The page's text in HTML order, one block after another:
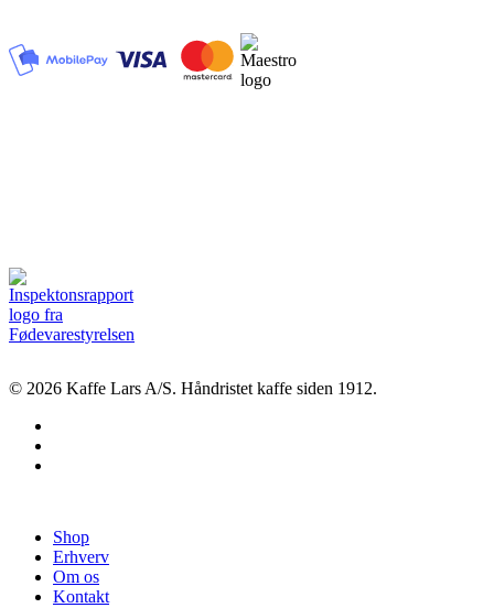
© 2026 Kaffe Lars A/S. Håndristet kaffe siden 1912.
Close
Menu
Shop
Erhverv
Om os
Kontakt